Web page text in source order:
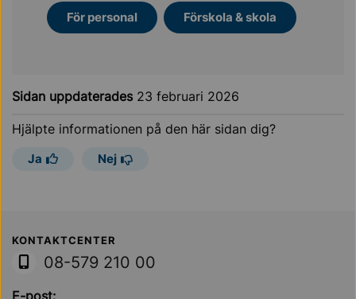
För personal Förskola & skola
Sidan uppdaterades 23 februari 2026
Hjälpte informationen på den här sidan dig?
Ja Nej
Sollentuna Kommun
KONTAKTCENTER
08-579 210 00
E-post: